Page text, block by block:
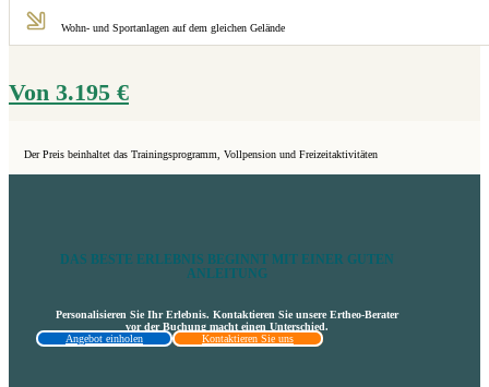
Wohn- und Sportanlagen auf dem gleichen Gelände
Von 3.195 €
Der Preis beinhaltet das Trainingsprogramm, Vollpension und Freizeitaktivitäten
DAS BESTE ERLEBNIS BEGINNT MIT EINER GUTEN
ANLEITUNG
Personalisieren Sie Ihr Erlebnis. Kontaktieren Sie unsere Ertheo-Berater
vor der Buchung macht einen Unterschied.
Angebot einholen
Kontaktieren Sie uns